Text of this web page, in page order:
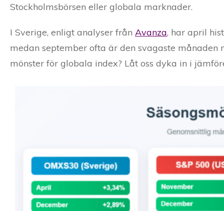
Stockholmsbörsen eller globala marknader.
I Sverige, enligt analyser från Avanza, har april
medan september ofta är den svagaste
mönster för globala index? Låt oss dyka in i